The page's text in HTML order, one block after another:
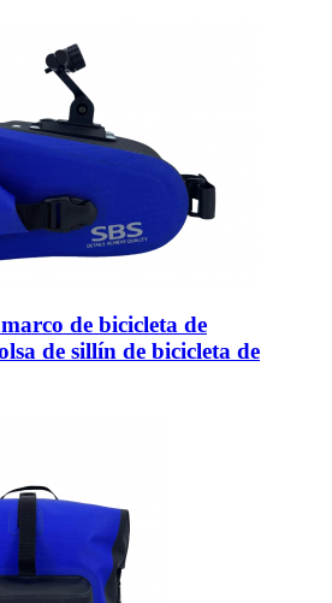
de bicicleta de
de sillín de bicicleta de